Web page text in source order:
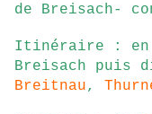
de Breisach-
Itinéraire : en
Breisach puis
Breitnau,